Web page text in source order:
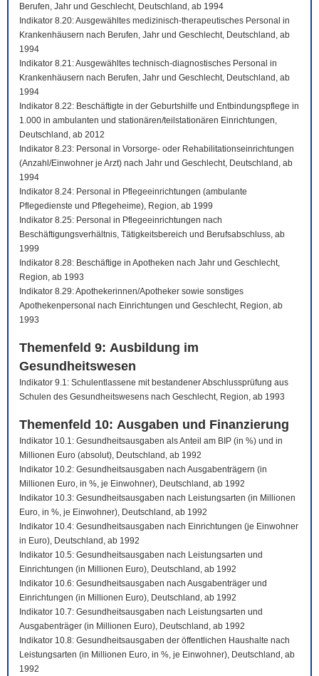
Berufen, Jahr und Geschlecht, Deutschland, ab 1994
Indikator 8.20: Ausgewähltes medizinisch-therapeutisches Personal in
Krankenhäusern nach Berufen, Jahr und Geschlecht, Deutschland, ab
1994
Indikator 8.21: Ausgewähltes technisch-diagnostisches Personal in
Krankenhäusern nach Berufen, Jahr und Geschlecht, Deutschland, ab
1994
Indikator 8.22: Beschäftigte in der Geburtshilfe und Entbindungspflege in
1.000 in ambulanten und stationären/teilstationären Einrichtungen,
Deutschland, ab 2012
Indikator 8.23: Personal in Vorsorge- oder Rehabilitationseinrichtungen
(Anzahl/Einwohner je Arzt) nach Jahr und Geschlecht, Deutschland, ab
1994
Indikator 8.24: Personal in Pflegeeinrichtungen (ambulante
Pflegedienste und Pflegeheime), Region, ab 1999
Indikator 8.25: Personal in Pflegeeinrichtungen nach
Beschäftigungsverhältnis, Tätigkeitsbereich und Berufsabschluss, ab
1999
Indikator 8.28: Beschäftige in Apotheken nach Jahr und Geschlecht,
Region, ab 1993
Indikator 8.29: Apothekerinnen/Apotheker sowie sonstiges
Apothekenpersonal nach Einrichtungen und Geschlecht, Region, ab
1993
Themenfeld 9: Ausbildung im
Gesundheitswesen
Indikator 9.1: Schulentlassene mit bestandener Abschlussprüfung aus
Schulen des Gesundheitswesens nach Geschlecht, Region, ab 1993
Themenfeld 10: Ausgaben und Finanzierung
Indikator 10.1: Gesundheitsausgaben als Anteil am BIP (in %) und in
Millionen Euro (absolut), Deutschland, ab 1992
Indikator 10.2: Gesundheitsausgaben nach Ausgabenträgern (in
Millionen Euro, in %, je Einwohner), Deutschland, ab 1992
Indikator 10.3: Gesundheitsausgaben nach Leistungsarten (in Millionen
Euro, in %, je Einwohner), Deutschland, ab 1992
Indikator 10.4: Gesundheitsausgaben nach Einrichtungen (je Einwohner
in Euro), Deutschland, ab 1992
Indikator 10.5: Gesundheitsausgaben nach Leistungsarten und
Einrichtungen (in Millionen Euro), Deutschland, ab 1992
Indikator 10.6: Gesundheitsausgaben nach Ausgabenträger und
Einrichtungen (in Millionen Euro), Deutschland, ab 1992
Indikator 10.7: Gesundheitsausgaben nach Leistungsarten und
Ausgabenträger (in Millionen Euro), Deutschland, ab 1992
Indikator 10.8: Gesundheitsausgaben der öffentlichen Haushalte nach
Leistungsarten (in Millionen Euro, in %, je Einwohner), Deutschland, ab
1992